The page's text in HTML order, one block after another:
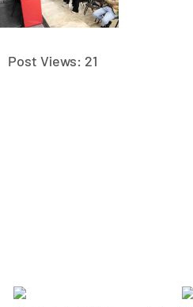
Post Views: 21